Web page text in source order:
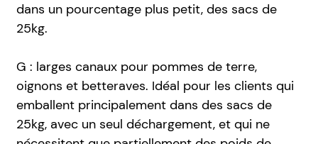
dans un pourcentage plus petit, des sacs de
25kg.
G : larges canaux pour pommes de terre,
oignons et betteraves. Idéal pour les clients qui
emballent principalement dans des sacs de
25kg, avec un seul déchargement, et qui ne